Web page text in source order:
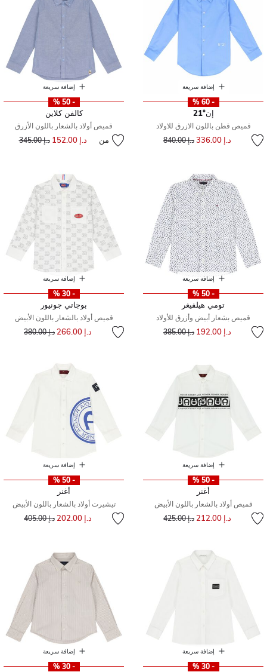
إضافة سريعة
- 60 %
إن°21
قميص قطن باللون الازرق للاولاد
د.إ 336.00 سعر مخفض مند.إ 840.00
إضافة سريعة
- 50 %
كالفن كلاين
قميص أولاد بالشعار باللون الأزرق
من د.إ 152.00 سعر مخفض من
د.إ 345.00 إلى
إضافة سريعة
- 50 %
تومي هيلفيغر
قميص بشعار أبيض وأزرق للأولاد
د.إ 192.00 سعر مخفض مند.إ 385.00
إضافة سريعة
- 30 %
بوجاتي جونيور
قميص أولاد بالشعار باللون الأبيض
د.إ 266.00 سعر مخفض من
د.إ 380.00 إلى
إضافة سريعة
- 50 %
أغنر
قميص أولاد بالشعار باللون الأبيض
د.إ 212.00 سعر مخفض مند.إ 425.00
إضافة سريعة
- 50 %
أغنر
تيشيرت أولاد بالشعار باللون الأبيض
د.إ 202.00 سعر مخفض من
د.إ 405.00 إلى
إضافة سريعة
- 30 %
إضافة سريعة
- 30 %